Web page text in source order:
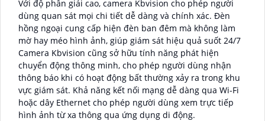
Với độ phân giải cao, camera Kbvision cho phép người
dùng quan sát mọi chi tiết dễ dàng và chính xác. Đèn
hồng ngoại cung cấp hiện đèn ban đêm mà không làm
mờ hay méo hình ảnh, giúp giám sát hiệu quả suốt 24/7
Camera Kbvision cũng sở hữu tính năng phát hiện
chuyển động thông minh, cho phép người dùng nhận
thông báo khi có hoạt động bất thường xảy ra trong khu
vực giám sát. Khả năng kết nối mạng dễ dàng qua Wi-Fi
hoặc dây Ethernet cho phép người dùng xem trực tiếp
hình ảnh từ xa thông qua ứng dụng di động.